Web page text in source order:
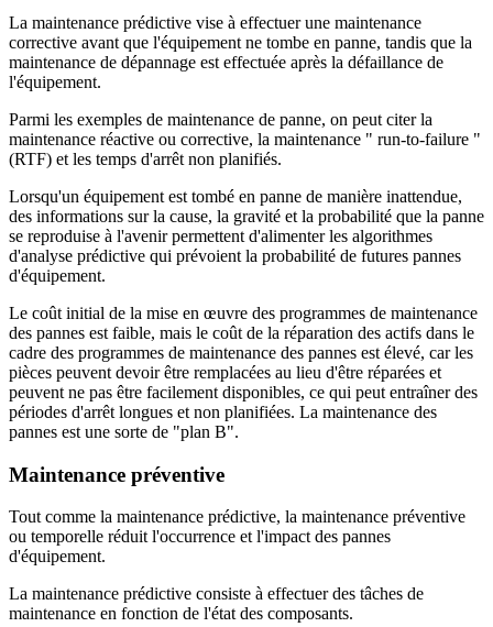
La maintenance prédictive vise à effectuer une maintenance
corrective avant que l'équipement ne tombe en panne, tandis que la
maintenance de dépannage est effectuée après la défaillance de
l'équipement.
Parmi les exemples de maintenance de panne, on peut citer la
maintenance réactive ou corrective, la maintenance " run-to-failure "
(RTF) et les temps d'arrêt non planifiés.
Lorsqu'un équipement est tombé en panne de manière inattendue,
des informations sur la cause, la gravité et la probabilité que la panne
se reproduise à l'avenir permettent d'alimenter les algorithmes
d'analyse prédictive qui prévoient la probabilité de futures pannes
d'équipement.
Le coût initial de la mise en œuvre des programmes de maintenance
des pannes est faible, mais le coût de la réparation des actifs dans le
cadre des programmes de maintenance des pannes est élevé, car les
pièces peuvent devoir être remplacées au lieu d'être réparées et
peuvent ne pas être facilement disponibles, ce qui peut entraîner des
périodes d'arrêt longues et non planifiées. La maintenance des
pannes est une sorte de "plan B".
Maintenance préventive
Tout comme la maintenance prédictive, la maintenance préventive
ou temporelle réduit l'occurrence et l'impact des pannes
d'équipement.
La maintenance prédictive consiste à effectuer des tâches de
maintenance en fonction de l'état des composants.